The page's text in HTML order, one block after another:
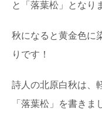
と「落葉松」となり
秋になると黄金色に
りです！
詩人の北原白秋は、
「落葉松」を書きま